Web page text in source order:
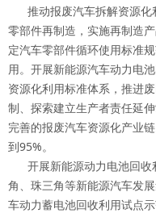
推动报废汽车拆解资源化
零部件再制造，实施再制造
定汽车零部件循环使用标准
用。开展新能源汽车动力电
资源化利用标准体系，推进
制、探索建立生产者责任延
完善的报废汽车资源化产业
到95%。
开展新能源动力电池回收
角、珠三角等新能源汽车发
车动力蓄电池回收利用试点